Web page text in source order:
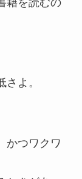
籍を読むの
よ。
かつワクワ